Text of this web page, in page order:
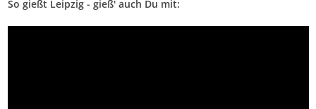
So gießt Leipzig - gieß' auch Du mit: